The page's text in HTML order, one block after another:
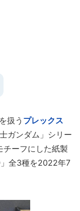
扱う プレックス
ガンダム」シリー
チーフにした紙製
全3種を2022年7